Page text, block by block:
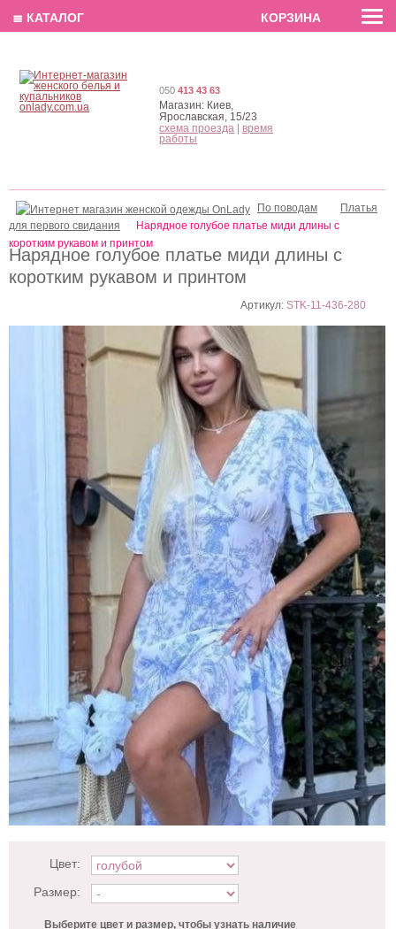
EN РУС
Нарядное голубое платье миди длины с
коротким рукавом и принтом
Артикул:STK-11-436-280
Цвет:
Размер:
Выберите цвет и размер, чтобы узнать наличие
По поводам
Платья
для первого свидания
Нарядное голубое платье миди длины с
коротким рукавом и принтом
050 413 43 63
Магазин: Киев,
Ярославская, 15/23
схема проезда
время
работы
≣ КАТАЛОГ КОРЗИНА